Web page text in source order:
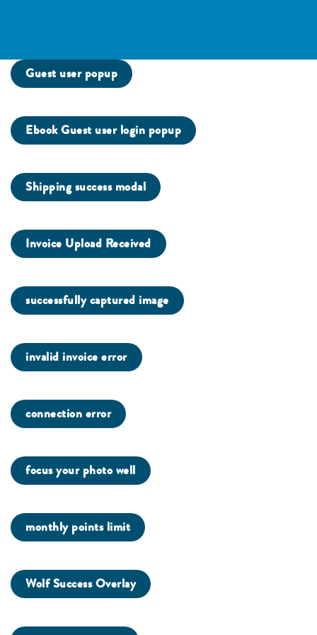
Guest user popup
Ebook Guest user login popup
Shipping success modal
Invoice Upload Received
successfully captured image
invalid invoice error
connection error
focus your photo well
monthly points limit
Wolf Success Overlay